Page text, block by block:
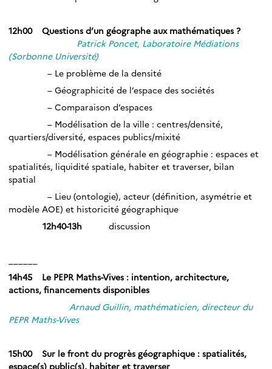
12h00 Questions d’un géographe aux mathématiques ?
Patrick Poncet, Laboratoire Médiations
(Sorbonne Université)
– Le problème de la densité
– Géographicité de l’espace des sociétés
– Comparaison d’espaces
– Modélisation de la ville : centres/densité,
quartiers/diversité, espaces publics/mixité
– Modélisation générale en géographie : espaces et
spatialités, liquidité spatiale, habiter et traverser, bilan
spatial
– Lieu (ontologie), acteur (définition, asymétrie et
modèle AOE) et historicité géographique
12h40-13h discussion
14h45 Le PEPR Maths-Vives : intention, architecture,
actions, financements disponibles
Arnaud Guillin, mathématicien, directeur du
PEPR Maths-Vives
15h00 Sur le front du progrès géographique : spatialités,
espace(s) public(s), habiter et traverser